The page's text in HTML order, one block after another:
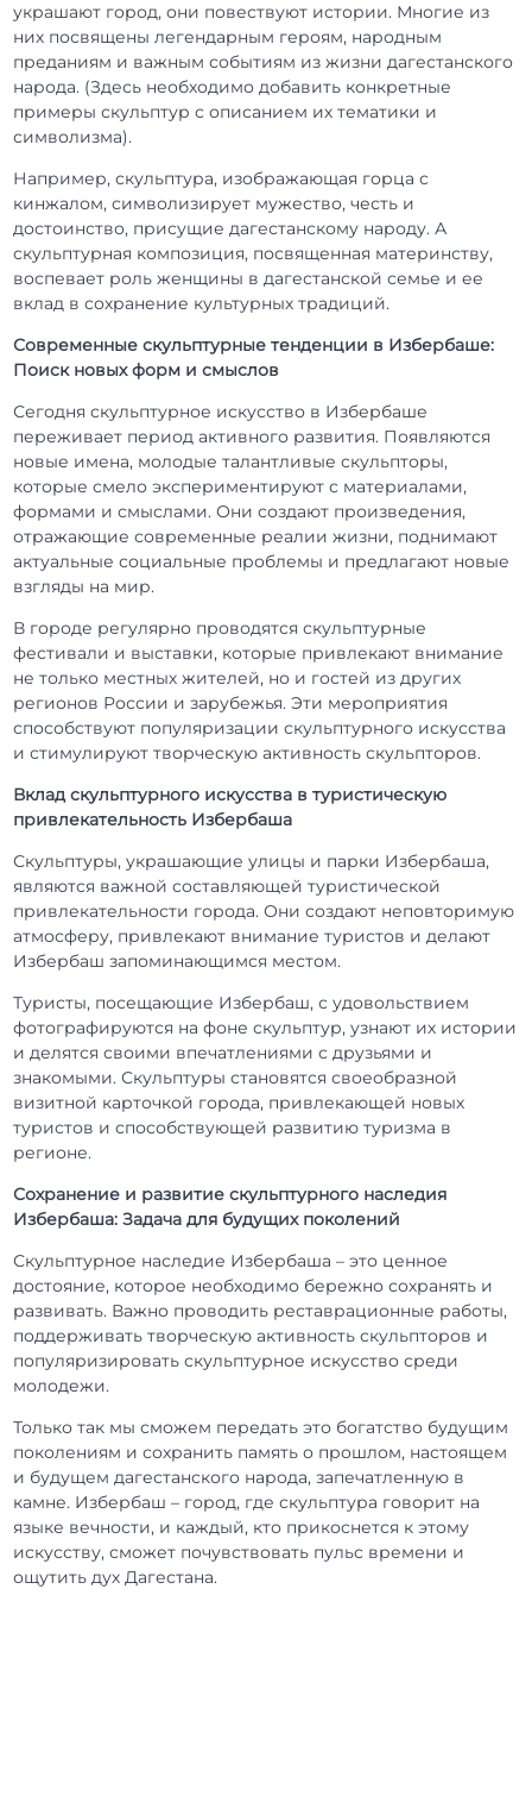
украшают город, они повествуют истории. Многие из
них посвящены легендарным героям, народным
преданиям и важным событиям из жизни дагестанского
народа. (Здесь необходимо добавить конкретные
примеры скульптур с описанием их тематики и
символизма).
Например, скульптура, изображающая горца с
кинжалом, символизирует мужество, честь и
достоинство, присущие дагестанскому народу. А
скульптурная композиция, посвященная материнству,
воспевает роль женщины в дагестанской семье и ее
вклад в сохранение культурных традиций.
Современные скульптурные тенденции в Избербаше:
Поиск новых форм и смыслов
Сегодня скульптурное искусство в Избербаше
переживает период активного развития. Появляются
новые имена, молодые талантливые скульпторы,
которые смело экспериментируют с материалами,
формами и смыслами. Они создают произведения,
отражающие современные реалии жизни, поднимают
актуальные социальные проблемы и предлагают новые
взгляды на мир.
В городе регулярно проводятся скульптурные
фестивали и выставки, которые привлекают внимание
не только местных жителей, но и гостей из других
регионов России и зарубежья. Эти мероприятия
способствуют популяризации скульптурного искусства
и стимулируют творческую активность скульпторов.
Вклад скульптурного искусства в туристическую
привлекательность Избербаша
Скульптуры, украшающие улицы и парки Избербаша,
являются важной составляющей туристической
привлекательности города. Они создают неповторимую
атмосферу, привлекают внимание туристов и делают
Избербаш запоминающимся местом.
Туристы, посещающие Избербаш, с удовольствием
фотографируются на фоне скульптур, узнают их истории
и делятся своими впечатлениями с друзьями и
знакомыми. Скульптуры становятся своеобразной
визитной карточкой города, привлекающей новых
туристов и способствующей развитию туризма в
регионе.
Сохранение и развитие скульптурного наследия
Избербаша: Задача для будущих поколений
Скульптурное наследие Избербаша – это ценное
достояние, которое необходимо бережно сохранять и
развивать. Важно проводить реставрационные работы,
поддерживать творческую активность скульпторов и
популяризировать скульптурное искусство среди
молодежи.
Только так мы сможем передать это богатство будущим
поколениям и сохранить память о прошлом, настоящем
и будущем дагестанского народа, запечатленную в
камне. Избербаш – город, где скульптура говорит на
языке вечности, и каждый, кто прикоснется к этому
искусству, сможет почувствовать пульс времени и
ощутить дух Дагестана.